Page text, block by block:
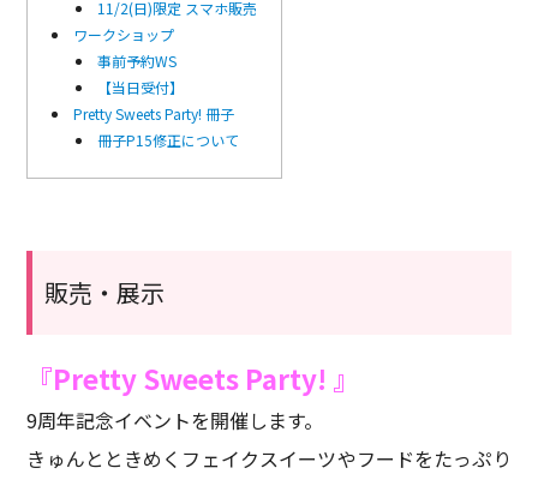
11/2(日)限定 スマホ販売
ワークショップ
事前予約WS
【当日受付】
Pretty Sweets Party! 冊子
冊子P15修正について
販売・展示
『Pretty Sweets Party! 』
9周年記念イベントを開催します。
きゅんとときめくフェイクスイーツやフードをたっぷり